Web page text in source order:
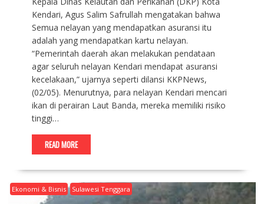
Kendari, Agus Salim Safrullah mengatakan bahwa
Semua nelayan yang mendapatkan asuransi itu
adalah yang mendapatkan kartu nelayan.
“Pemerintah daerah akan melakukan pendataan
agar seluruh nelayan Kendari mendapat asuransi
kecelakaan,” ujarnya seperti dilansi KKPNews,
(02/05). Menurutnya, para nelayan Kendari mencari
ikan di perairan Laut Banda, mereka memiliki risiko
tinggi…
READ MORE
Ekonomi & Bisnis Sulawesi Tenggara